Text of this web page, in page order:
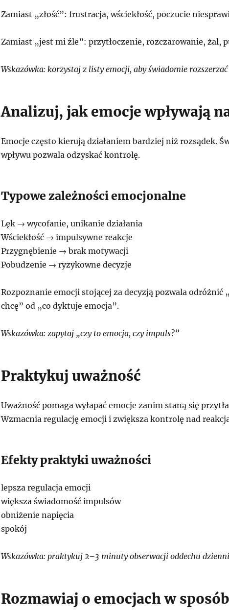
Zamiast „złość”: frustracja, wściekłość, poczucie
Zamiast „jest mi źle”: przytłoczenie, rozczarowanie, żal,
Wskazówka: korzystaj z listy emocji, aby świadomie rozszerzać
Analizuj, jak emocje wpływają
Emocje często kierują działaniem bardziej niż rozsądek.
wpływu pozwala odzyskać kontrolę.
Typowe zależności emocjonalne
Lęk → wycofanie, unikanie działania
Wściekłość → impulsywne reakcje
Przygnębienie → brak motywacji
Pobudzenie → ryzykowne decyzje
Rozpoznanie emocji stojącej za decyzją pozwala odróżnić
chcę” od „co dyktuje emocja”.
Wskazówka: zapytaj „czy to emocja, czy impuls?”
Praktykuj uważność
Uważność pomaga wyłapać emocje zanim staną się
Wzmacnia regulację emocji i zwiększa kontrolę nad
Efekty praktyki uważności
lepsza regulacja emocji
większa świadomość impulsów
obniżenie napięcia
spokój
Wskazówka: praktykuj 2–3 minuty obserwacji oddechu
Rozmawiaj o emocjach w